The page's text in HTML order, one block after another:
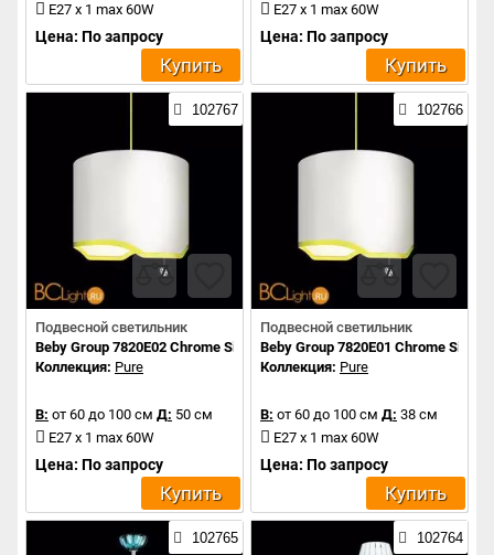
E27 x 1 max 60W
Цена: По запросу
Купить
E27 x 1 max 60W
Цена: По запросу
Купить
102767
Подвесной светильник
Beby Group 7820E02 Chrome Silver Grey 041 - champagne
Коллекция: Pure
В: от 60 до 100 см Д: 50 см
E27 x 1 max 60W
Цена: По запросу
Купить
102766
Подвесной светильник
Beby Group 7820E01 Chrome Silver
Коллекция: Pure
В: от 60 до 100 см Д: 38 см
E27 x 1 max 60W
Цена: По запросу
Купить
102765 102764